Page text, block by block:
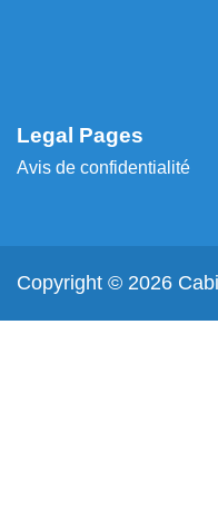
Legal Pages
Avis de confidentialité
Copyright © 2026